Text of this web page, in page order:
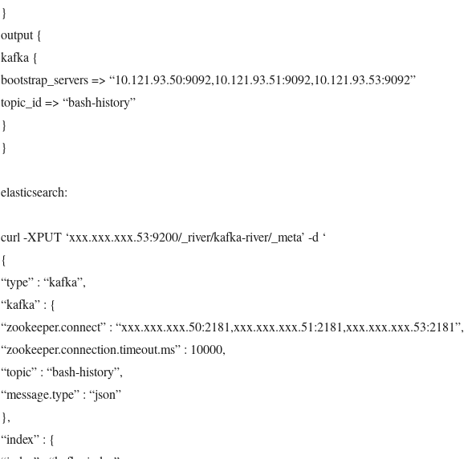
}
output {
kafka {
bootstrap_servers => “10.121.93.50:9092,10.121.93.51:9092,10.121.93.53:9092”
topic_id => “bash-history”
}
}
elasticsearch:
curl -XPUT ‘xxx.xxx.xxx.53:9200/_river/kafka-river/_meta’ -d ‘
{
“type” : “kafka”,
“kafka” : {
“zookeeper.connect” : “xxx.xxx.xxx.50:2181,xxx.xxx.xxx.51:2181,xxx.xxx.xxx.53:2181”,
“zookeeper.connection.timeout.ms” : 10000,
“topic” : “bash-history”,
“message.type” : “json”
},
“index” : {